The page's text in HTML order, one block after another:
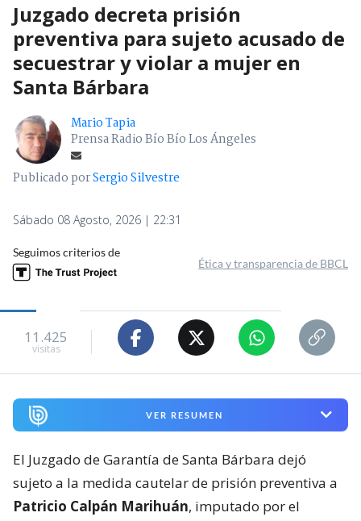
Juzgado decreta prisión
preventiva para sujeto acusado de
secuestrar y violar a mujer en
Santa Bárbara
Mario Tapia
Prensa Radio Bío Bío Los Ángeles
Publicado porSergio Silvestre
Sábado 08 Agosto, 2026 | 22:31
Seguimos criterios de
Ética y transparencia de BBCL
11.425
visitas
VER RESUMEN
El Juzgado de Garantía de Santa Bárbara dejó
sujeto a la medida cautelar de prisión preventiva a
Patricio Calpán Marihuán, imputado por el